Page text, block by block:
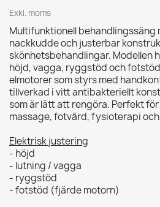
Exkl. moms
Multifunktionell behandlingssäng
nackkudde och justerbar
skönhetsbehandlingar. Modellen
höjd, vagga, ryggstöd och
elmotorer som styrs med
tillverkad i vitt antibakteriellt
som är lätt att rengöra. Perfekt
massage, fotvård, fysioterapi
Elektrisk justering
- höjd
- lutning / vagga
- ryggstöd
- fotstöd (fjärde motorn)